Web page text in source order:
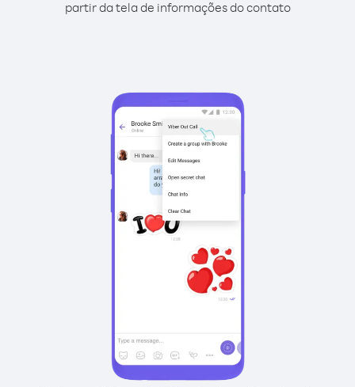
partir da tela de informações do contato